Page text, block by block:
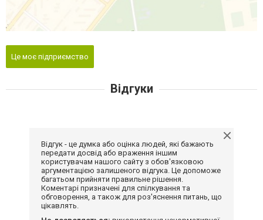
Це моє підприємство
Відгуки
Відгук - це думка або оцінка людей, які бажають
передати досвід або враження іншим
користувачам нашого сайту з обов'язковою
аргументацією залишеного відгука. Це допоможе
багатьом прийняти правильне рішення.
Коментарі призначені для спілкування та
обговорення, а також для роз'яснення питань, що
цікавлять.